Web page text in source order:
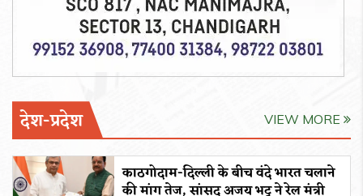
देश-प्रदेश VIEW MORE
काठगोदाम-दिल्ली के बीच वंदे भारत चलाने
की मांग तेज, सांसद अजय भट्ट ने रेल मंत्री